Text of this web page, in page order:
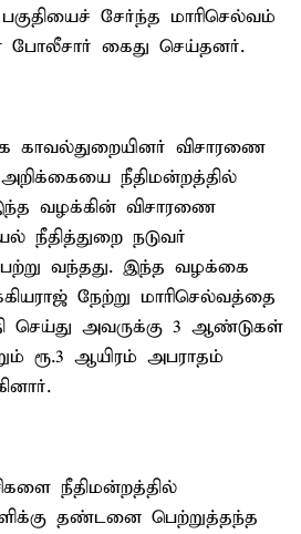
சேர்ந்த மாரிசெல்வம்
போலீசார் கைது செய்தனர்.
விசாரணை
நீதிமன்றத்தில்
வழக்கின் விசாரணை
நீதித்துறை நடுவர்
வந்தது. இந்த வழக்கை
நேற்று மாரிசெல்வத்தை
செய்து அவருக்கு 3 ஆண்டுகள்
ரூ.3 ஆயிரம் அபராதம்
நீதிமன்றத்தில்
தண்டனை பெற்றுத்தந்த